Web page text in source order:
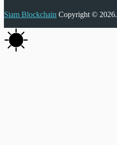
Siam Blockchain Copyright © 2026.